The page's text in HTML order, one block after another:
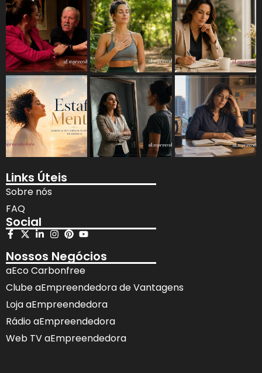
Links Úteis
Sobre nós
FAQ
Social
Nossos Negócios
aEco Carbonfree
Clube aEmpreendedora de Vantagens
Loja aEmpreendedora
Rádio aEmpreendedora
Web TV aEmpreendedora